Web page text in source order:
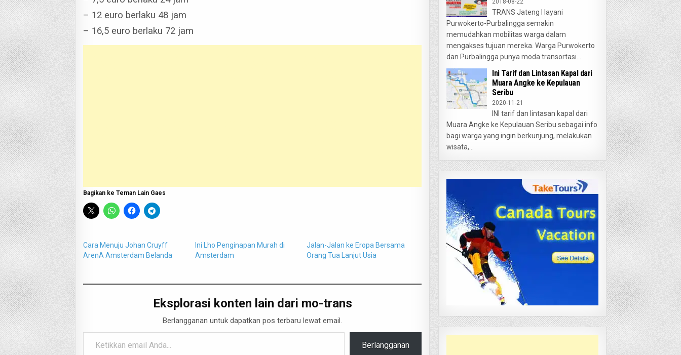
– 12 euro berlaku 48 jam
– 16,5 euro berlaku 72 jam
Bagikan ke Teman Lain Gaes
Cara Menuju Johan Cruyff
ArenA Amsterdam Belanda
Ini Lho Penginapan Murah di
Amsterdam
Jalan-Jalan ke Eropa Bersama
Orang Tua Lanjut Usia
Eksplorasi konten lain dari mo-trans
Berlangganan untuk dapatkan pos terbaru lewat email.
Ketikkan email Anda...
Berlangganan
2018-08-22
TRANS Jateng I layani
Purwokerto-Purbalingga semakin
memudahkan mobilitas warga dalam
mengakses tujuan mereka. Warga Purwokerto
dan Purbalingga punya moda transortasi...
Ini Tarif dan Lintasan Kapal dari
Muara Angke ke Kepulauan
Seribu
2020-11-21
INI tarif dan lintasan kapal dari
Muara Angke ke Kepulauan Seribu sebagai info
bagi warga yang ingin berkunjung, melakukan
wisata,...